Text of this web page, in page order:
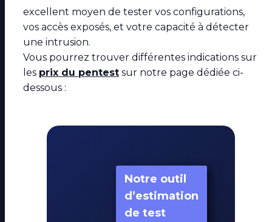
excellent moyen de tester vos configurations,
vos accès exposés, et votre capacité à détecter
une intrusion.
Vous pourrez trouver différentes indications sur
les prix du pentest sur notre page dédiée ci-
dessous :
Notre outil
d’estimation
de test